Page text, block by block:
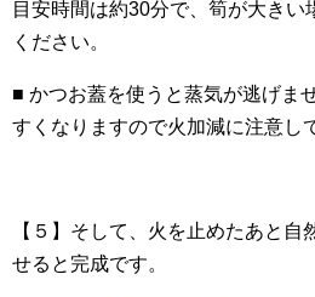
目安時間は約30分で、筍が大きい
ください。
■ かつお蓋を使うと蒸気が逃げま
すくなりますので火加減に注意し
【５】そして、火を止めたあと自
せると完成です。